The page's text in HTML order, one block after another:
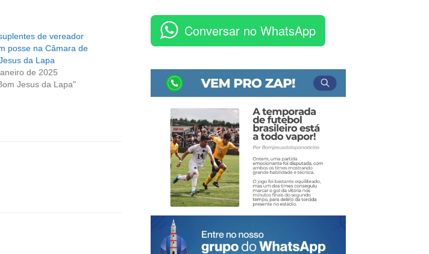
de vereador
posse na Câmara de
da Lapa
de 2025
Jesus da Lapa"
Conversar no WhatsApp